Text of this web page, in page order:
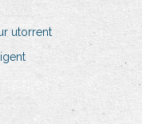
utorrent